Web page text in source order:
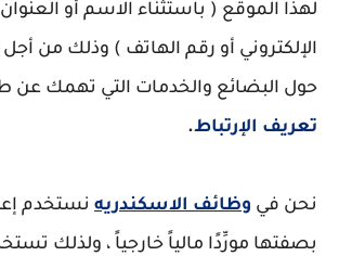
لهذا الموقع ( باستثناء الاسم أو العنوان
الإلكتروني أو رقم الهاتف ) وذلك من أجل
حول البضائع والخدمات التي تهمك عن
تعريف الإرتباط.
نحن في وظائف الاسكندريه
بصفتها مورِّدًا مالياً خارجياً ، ولذلك